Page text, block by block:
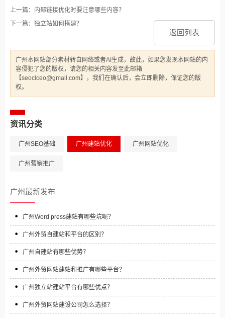
上一篇：内部链接优化时要注意哪些内容？
下一篇：独立站如何搭建？
返回列表
广州本网站部分素材转自网络或者AI生成，故此，如果您发现本网站的内
容侵犯了您的版权，请您的相关内容发至此邮箱
【seoclceo@gmail.com】，我们在确认后，会立即删除，保证您的版
权。
资讯分类
广州SEO基础 广州建站优化 广州网站优化
广州营销推广
广州最新发布
广州Word press建站有哪些坑呢？
广州外贸自建站和平台的区别？
广州自建站有哪些优势？
广州外贸网站建站和推广有哪些平台？
广州独立站建站平台有哪些优点？
广州外贸网站建设公司怎么选择？